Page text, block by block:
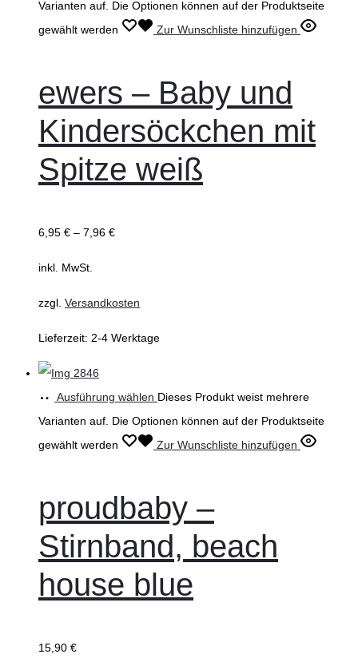
Varianten auf. Die Optionen können auf der Produktseite
gewählt werden
Zur Wunschliste hinzufügen
ewers – Baby und
Kindersöckchen mit
Spitze weiß
6,95 € – 7,96 €
inkl. MwSt.
zzgl. Versandkosten
Lieferzeit: 2-4 Werktage
Ausführung wählen Dieses Produkt weist mehrere
Varianten auf. Die Optionen können auf der Produktseite
gewählt werden
Zur Wunschliste hinzufügen
proudbaby –
Stirnband, beach
house blue
15,90 €